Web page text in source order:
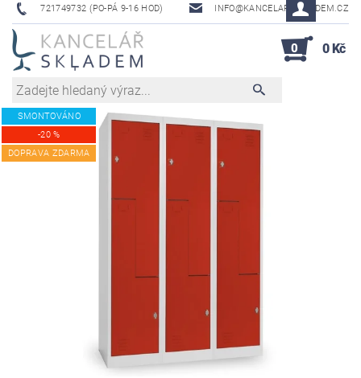
721749732 (PO-PÁ 9-16 HOD) INFO@KANCELAR-SKLADEM.CZ
0 0 Kč
SMONTOVÁNO
-20 %
DOPRAVA ZDARMA